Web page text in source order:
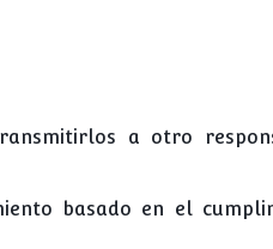
a otro
basado en el